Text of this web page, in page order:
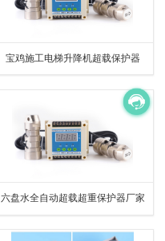
宝鸡施工电梯升降机超载保护器
六盘水全自动超载超重保护器厂家